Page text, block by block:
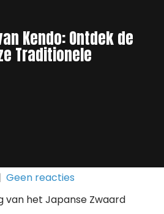
Kendo: Ontdek de
Traditionele
Geen reacties
van het Japanse Zwaard